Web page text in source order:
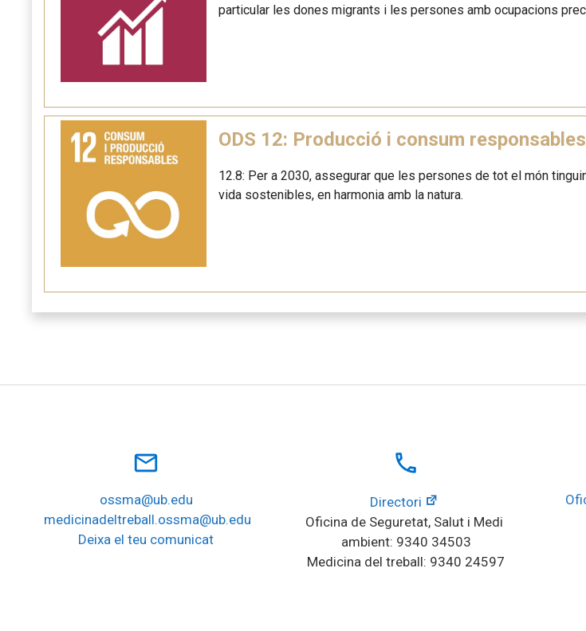
particular les dones migrants i les persones amb ocupacions
ODS 12: Producció i consum responsables
12.8: Per a 2030, assegurar que les persones de tot el món
vida sostenibles, en harmonia amb la natura.
mail_outline
ossma@ub.edu
medicinadeltreball.ossma@ub.edu
Deixa el teu comunicat
local_phone
Directori
Oficina de Seguretat, Salut i Medi
ambient: 9340 34503
Medicina del treball: 9340 24597